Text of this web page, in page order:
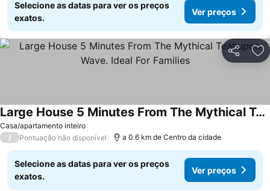
Selecione as datas para ver os preços
exatos.
Ver preços
Partilhar
Casa/apartamento inteiro
Large House 5 Minutes From The Mythical Teahupoo Wave. Ideal For Families
/ Pontuação não disponível a 0.6 km de Centro da cidade
Selecione as datas para ver os preços
exatos.
Ver preços